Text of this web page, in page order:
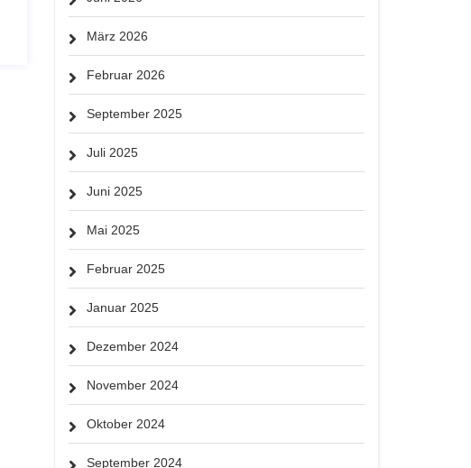
März 2026
Februar 2026
September 2025
Juli 2025
Juni 2025
Mai 2025
Februar 2025
Januar 2025
Dezember 2024
November 2024
Oktober 2024
September 2024